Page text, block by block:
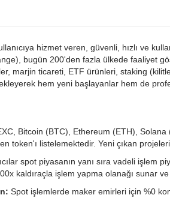
hizmet veren, güvenli, hızlı ve
bugün 200'den fazla ülkede faaliyet
marjin ticareti, ETF ürünleri, staking
hem yeni başlayanlar hem de
Bitcoin (BTC), Ethereum (ETH), Solana
token'ı listelemektedir. Yeni çıkan
spot piyasanın yanı sıra vadeli işlem
kaldıraçla işlem yapma olanağı sunar
Spot işlemlerde maker emirleri için %0